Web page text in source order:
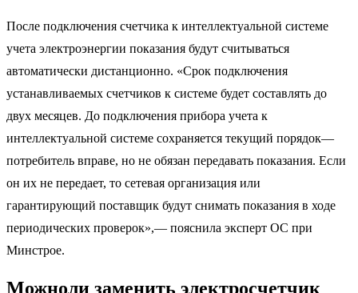
После подключения счетчика к интеллектуальной системе
учета электроэнергии показания будут считываться
автоматически дистанционно. «Срок подключения
устанавливаемых счетчиков к системе будет составлять до
двух месяцев. До подключения прибора учета к
интеллектуальной системе сохраняется текущий порядок—
потребитель вправе, но не обязан передавать показания. Если
он их не передает, то сетевая организация или
гарантирующий поставщик будут снимать показания в ходе
периодических проверок»,— пояснила эксперт ОС при
Минстрое.
Можноли заменить электросчетчик